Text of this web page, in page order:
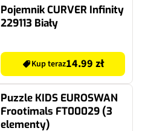
Pojemnik CURVER Infinity
229113 Biały
Kup teraz14.99 zł
Puzzle KIDS EUROSWAN
Frootimals FT00029 (3
elementy)